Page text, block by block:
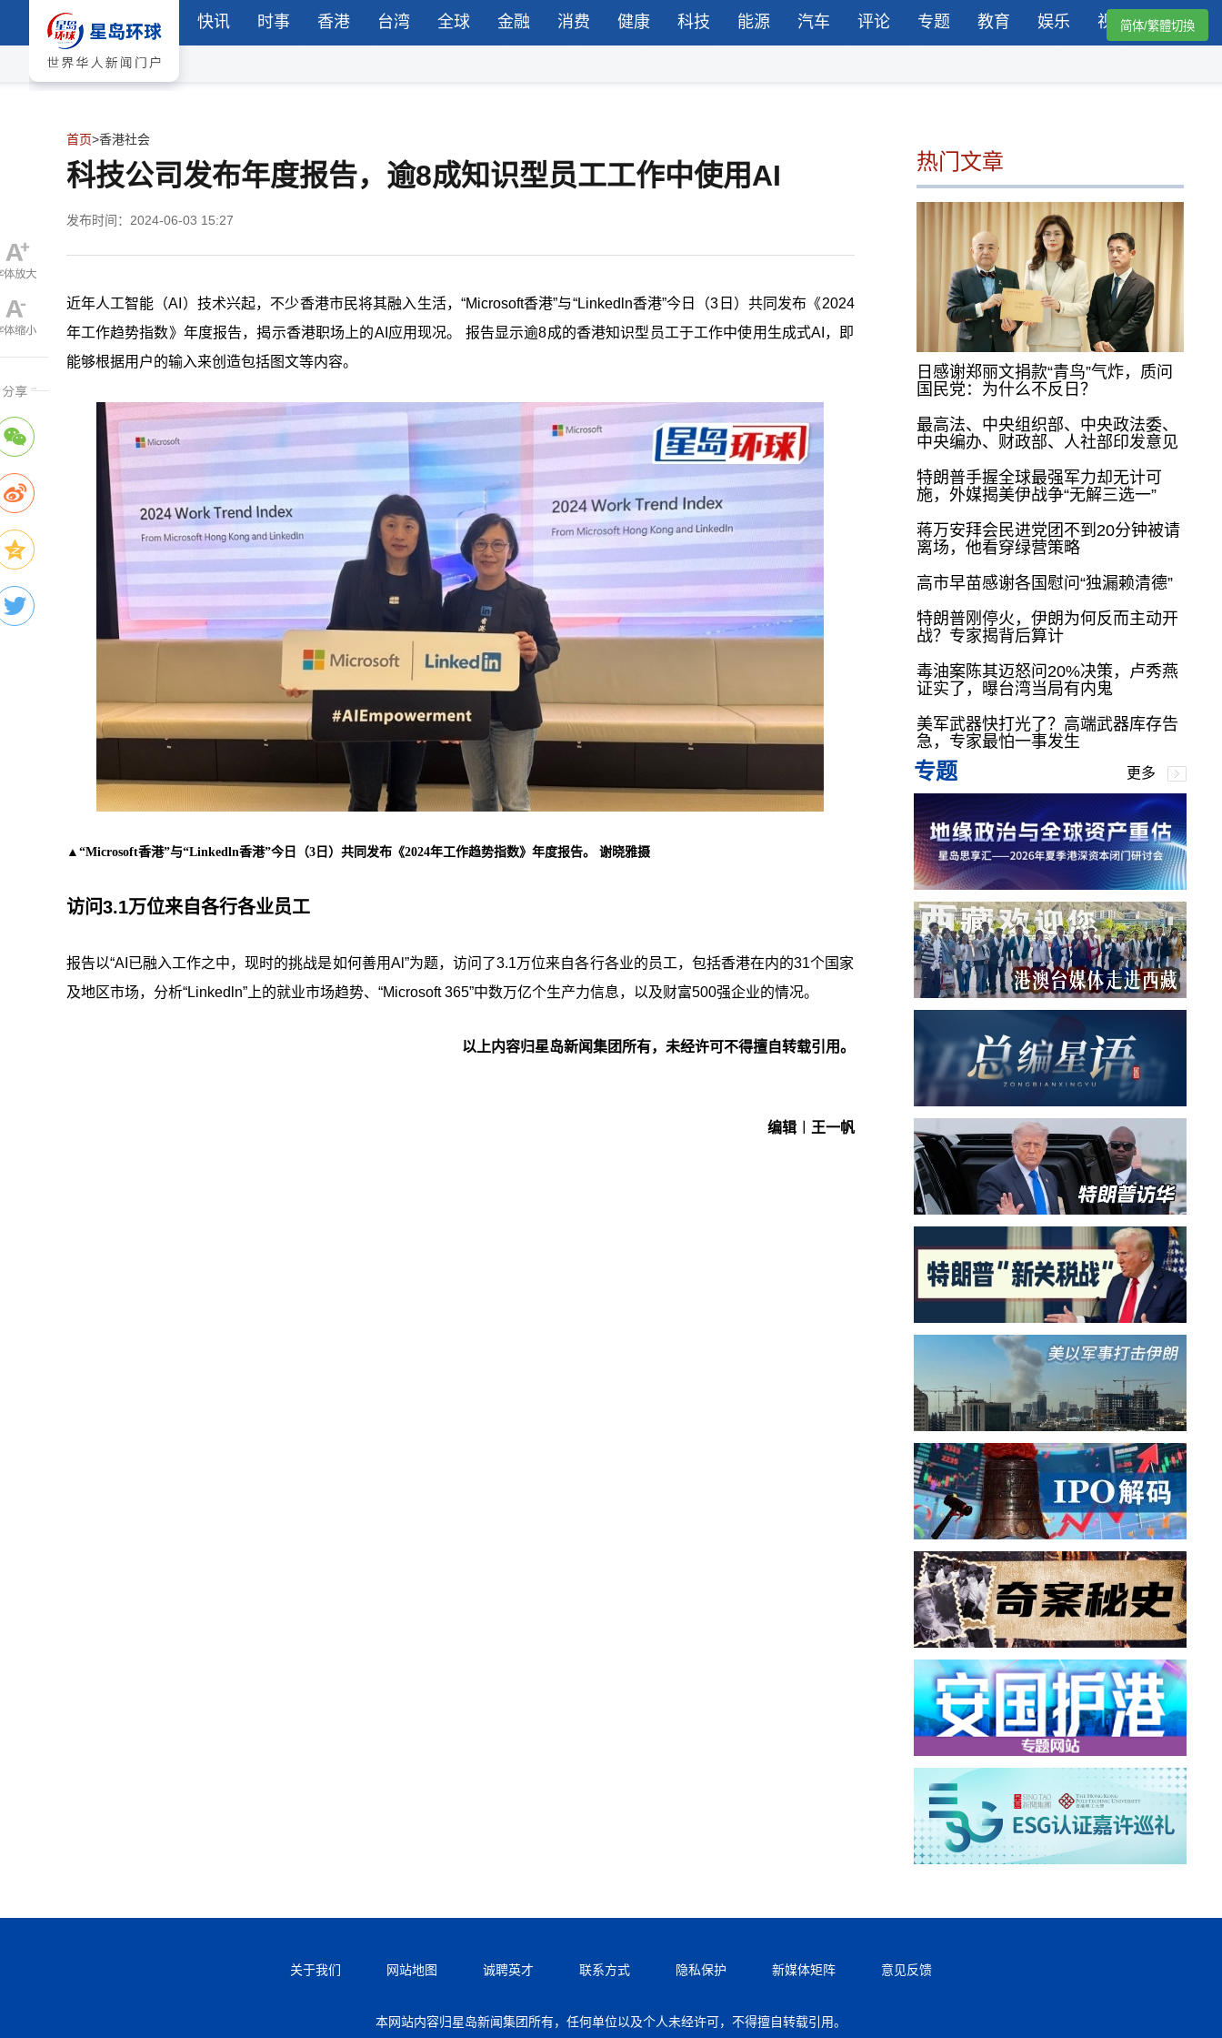
快讯 时事 香港 台湾 全球 金融 消费 健康 科技 能源 汽车 评论 专题 教育 娱乐 视频简体/繁體切換
首页>香港社会
科技公司发布年度报告，逾8成知识型员工工作中使用AI
发布时间：2024-06-03 15:27
近年人工智能（AI）技术兴起，不少香港市民将其融入生活，“Microsoft香港”与“Linkedln香港”今日（3日）共同发布《2024
年工作趋势指数》年度报告，揭示香港职场上的AI应用现况。 报告显示逾8成的香港知识型员工于工作中使用生成式AI，即
能够根据用户的输入来创造包括图文等内容。
▲“Microsoft香港”与“Linkedln香港”今日（3日）共同发布《2024年工作趋势指数》年度报告。 谢晓雅摄
访问3.1万位来自各行各业员工
报告以“AI已融入工作之中，现时的挑战是如何善用Al”为题，访问了3.1万位来自各行各业的员工，包括香港在内的31个国家
及地区市场，分析“Linkedln”上的就业市场趋势、“Microsoft 365”中数万亿个生产力信息，以及财富500强企业的情况。
以上内容归星岛新闻集团所有，未经许可不得擅自转载引用。
编辑︱王一帆
热门文章
日感谢郑丽文捐款“青鸟”气炸，质问
国民党：为什么不反日？
最高法、中央组织部、中央政法委、
中央编办、财政部、人社部印发意见
特朗普手握全球最强军力却无计可
施，外媒揭美伊战争“无解三选一”
蒋万安拜会民进党团不到20分钟被请
离场，他看穿绿营策略
高市早苗感谢各国慰问“独漏赖清德”
特朗普刚停火，伊朗为何反而主动开
战？专家揭背后算计
毒油案陈其迈怒问20%决策，卢秀燕
证实了，曝台湾当局有内鬼
美军武器快打光了？高端武器库存告
急，专家最怕一事发生
专题 更多
关于我们 网站地图 诚聘英才 联系方式 隐私保护 新媒体矩阵 意见反馈
本网站内容归星岛新闻集团所有，任何单位以及个人未经许可，不得擅自转载引用。